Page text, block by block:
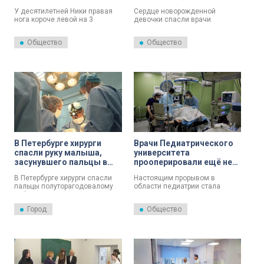
патологией
У десятилетней Ники правая
нога короче левой на 3
специалисты, это заболевание
– наследственное.
Общество
Сердце новорожденной
девочки спасли врачи
и перинатального центра
Гатчины. Малышка появилась
один килограмм.
Общество
В Петербурге хирурги
спасли руку малыша,
засунувшего пальцы в
В Петербурге хирурги спасли
пальцы полуторагодовалому
работающую
электромясорубку. Об этом
Город
Врачи Педиатрического
университета
прооперировали ещё не
патологией почки
Настоящим прорывом в
области педиатрии стала
шунтированию почки ещё не
рождённому ребёнку. Врачам
удалось установить в почке
плода четырёхсантиметровую
полимерную трубку.
Общество